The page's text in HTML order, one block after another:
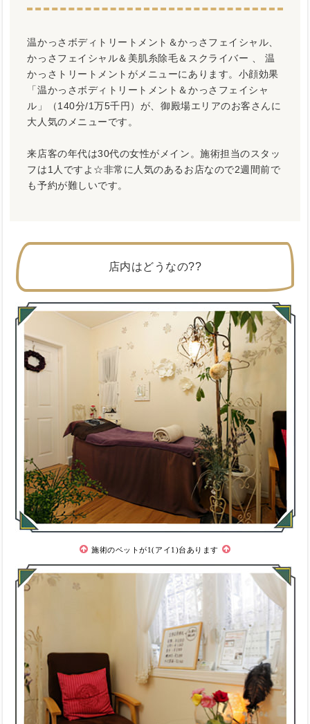
温かっさボディトリートメント＆かっさフェイシャル、
かっさフェイシャル＆美肌糸除毛＆スクライバー 、 温
かっさトリートメントがメニューにあります。小顔効果
「温かっさボディトリートメント＆かっさフェイシャ
ル」（140分/1万5千円）が、御殿場エリアのお客さんに
大人気のメニューです。
来店客の年代は30代の女性がメイン。施術担当のスタッ
フは1人ですよ☆非常に人気のあるお店なので2週間前で
も予約が難しいです。
店内はどうなの??
施術のベットが1(アイ1)台あります